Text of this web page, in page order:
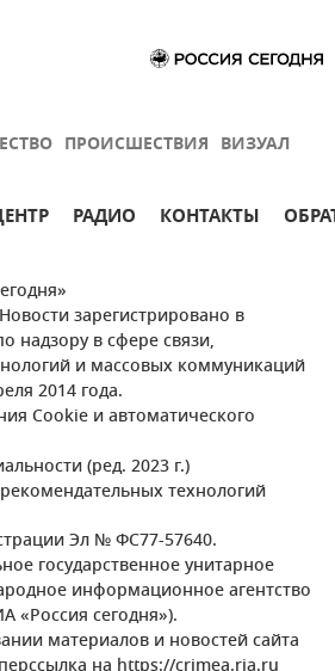
ПРОИСШЕСТВИЯ ВИЗУАЛ
РАДИО КОНТАКТЫ
зарегистрировано в
надзору в сфере связи,
и массовых коммуникаций
2014 года.
Cookie и автоматического
(ред. 2023 г.)
технологий
Эл № ФС77-57640.
государственное унитарное
информационное агентство
«Россия сегодня»).
материалов и новостей сайта